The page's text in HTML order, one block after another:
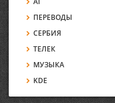
ПЕРЕВОДЫ
СЕРБИЯ
ТЕЛЕК
МУЗЫКА
KDE